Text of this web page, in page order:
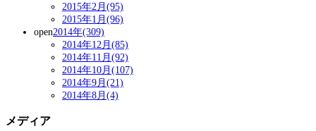
2015年2月(95)
2015年1月(96)
open2014年(309)
2014年12月(85)
2014年11月(92)
2014年10月(107)
2014年9月(21)
2014年8月(4)
メディア